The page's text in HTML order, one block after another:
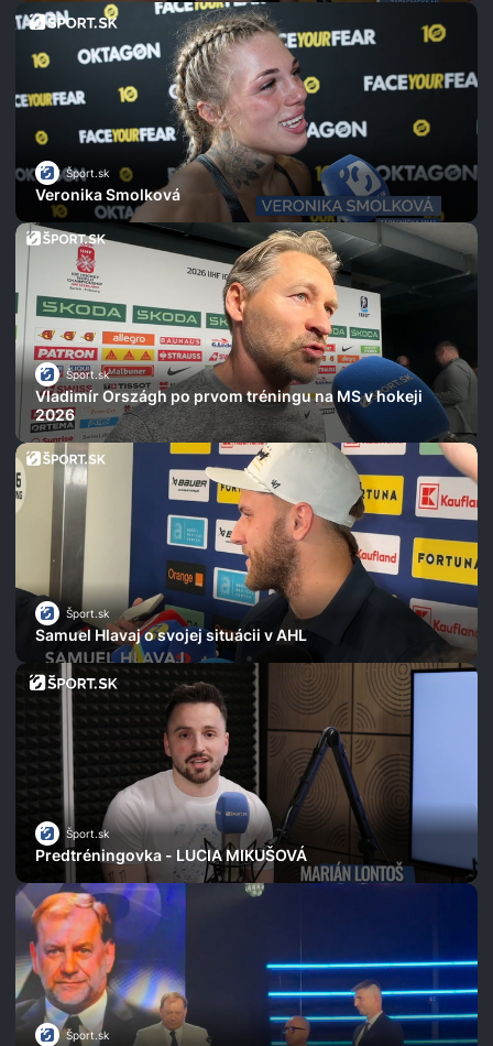
Šport.sk
Veronika Smolková
Šport.sk
Vladimír Országh po prvom tréningu na MS v hokeji
2026
Šport.sk
Samuel Hlavaj o svojej situácii v AHL
Šport.sk
Predtréningovka - LUCIA MIKUŠOVÁ
Šport.sk